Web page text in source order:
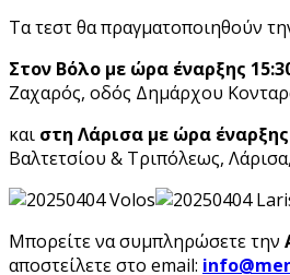
Τα τεστ θα πραγματοποιηθούν
Στον Βόλο με ώρα έναρξης
Ζαχαρός, οδός Δημάρχου
και στη Λάρισα με ώρα έναρξης
Βαλτετσίου & Τριπόλεως,
Μπορείτε να συμπληρώσετε την
αποστείλετε στο email: info